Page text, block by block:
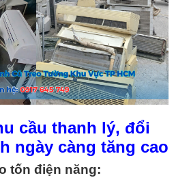
cầu thanh lý, đổi
ngày càng tăng cao
tốn điện năng: